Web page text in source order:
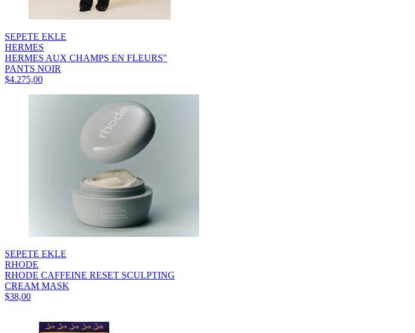
SEPETE EKLE
HERMES
HERMES AUX CHAMPS EN FLEURS"
PANTS NOIR
$4.275,00
SEPETE EKLE
RHODE
RHODE CAFFEINE RESET SCULPTING
CREAM MASK
$38,00